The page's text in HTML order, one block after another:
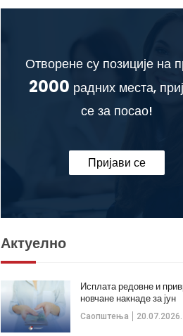
Отворене су позиције на
2000 радних места,
се за посао!
Пријави се
Актуелно
Саопштења 20.07.2026.
Исплата редовне и
новчане накнаде за јун